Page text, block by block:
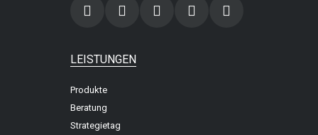
LEISTUNGEN
Produkte
Beratung
Strategietag